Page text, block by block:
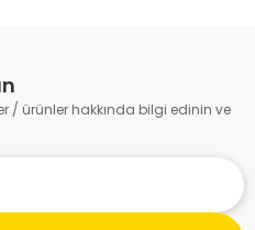
/ ürünler hakkında bilgi edinin ve